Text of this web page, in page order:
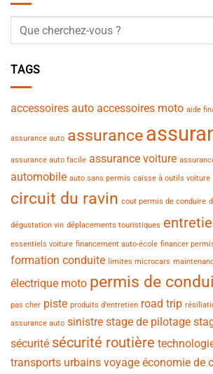
TAGS
accessoires auto accessoires moto aide
assurance auto assurance
assurance auto facile assurance voiture
automobile auto sans permis caisse à outils voiture
circuit du ravin cout permis de conduire
dégustation vin déplacements touristiques
essentiels voiture financement auto-école financer
formation conduite limites microcars
électrique moto permis de
pas cher piste produits d’entretien road trip
assurance auto sinistre stage de pilotage
sécurité sécurité routière
transports urbains voyage économie de